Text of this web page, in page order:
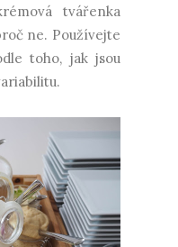
tvářenka
ne. Používejte
toho, jak jsou